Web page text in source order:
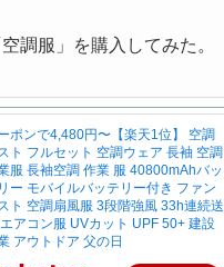
調服」を購入してみた。
ポンで4,480円〜【楽天1位】 空調
ト フルセット 空調ウェア 長袖 空調
服 長袖空調 作業 服 40800mAhバッ
ー モバイルバッテリー付き ファン
ト 空調扇風服 3段階強風 33h連続送
アコン服 UVカット UPF 50+ 建設
アウトドア 父の日